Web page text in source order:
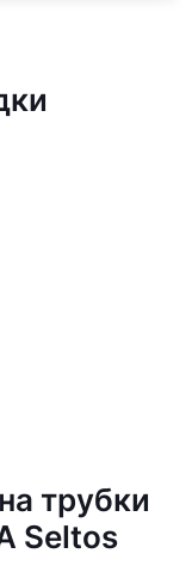
трубки
Seltos